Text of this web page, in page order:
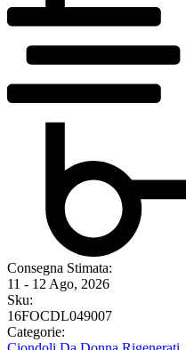
Consegna Stimata:
11 - 12 Ago, 2026
Sku:
16FOCDL049007
Categorie: